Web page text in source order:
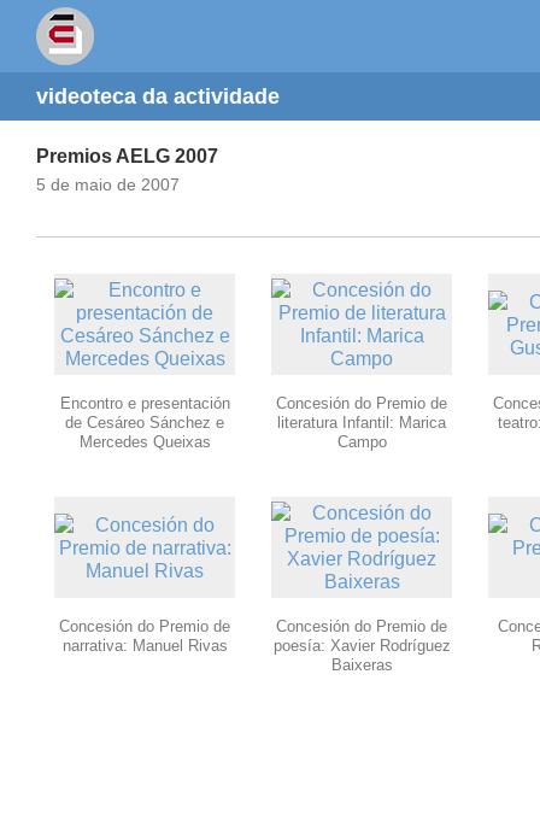
videoteca da actividade
Premios AELG 2007
5 de maio de 2007
Encontro e presentación
de Cesáreo Sánchez e
Mercedes Queixas
Concesión do Premio de
literatura Infantil: Marica
Campo
Concesión do Premio de
narrativa: Manuel Rivas
Concesión do Premio de
poesía: Xavier Rodríguez
Baixeras